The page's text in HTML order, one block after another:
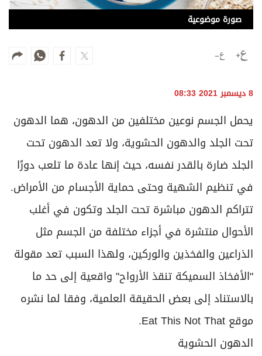
بودكاست
قصة صورة
مواقيت الصلاة
الأحوال الجوية
صورة موضوعية
8 ديسمبر 2021 08:33
يحمل الجسم نوعين مختلفين من الدهون، هما الدهون
تحت الجلد والدهون الحشوية، ولا تعد الدهون تحت
الجلد ضارة بالقدر نفسه، حيث إنها عادة ما تلعب دورًا
في تنظيم الشهية وحتى حماية الأجسام من الأمراض.
تتراكم الدهون مباشرة تحت الجلد وتكون في أغلب
الأحوال منتشرة في أجزاء مختلفة من الجسم مثل
الذراعين والفخذين والوركين، ولهذا السبب تعد مقولة
"الأفخاذ السميكة تنقذ الأرواح" واقعية إلى حد ما
بالاستناد إلى بعض الحقيقة العلمية، وفقا لما نشره
موقع Eat This Not That.
الدهون الحشوية